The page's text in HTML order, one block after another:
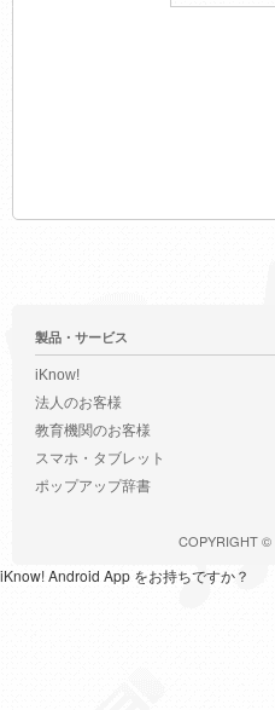
製品・サービス
iKnow!
法人のお客様
教育機関のお客様
スマホ・タブレット
ポップアップ辞書
COPYRIGHT ©
iKnow! Android App をお持ちですか？